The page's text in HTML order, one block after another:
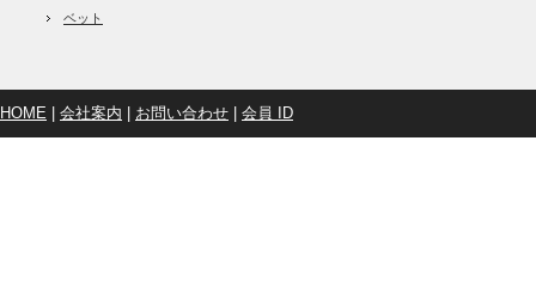
ベット
HOME 会社案内 お問い合わせ 会員 ID